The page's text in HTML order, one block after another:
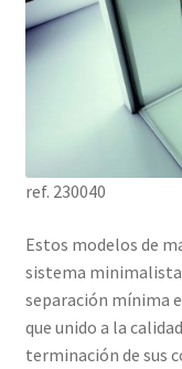
ref. 230040
Estos modelos de
sistema minimalista
separación mínima
que unido a la
terminación de sus